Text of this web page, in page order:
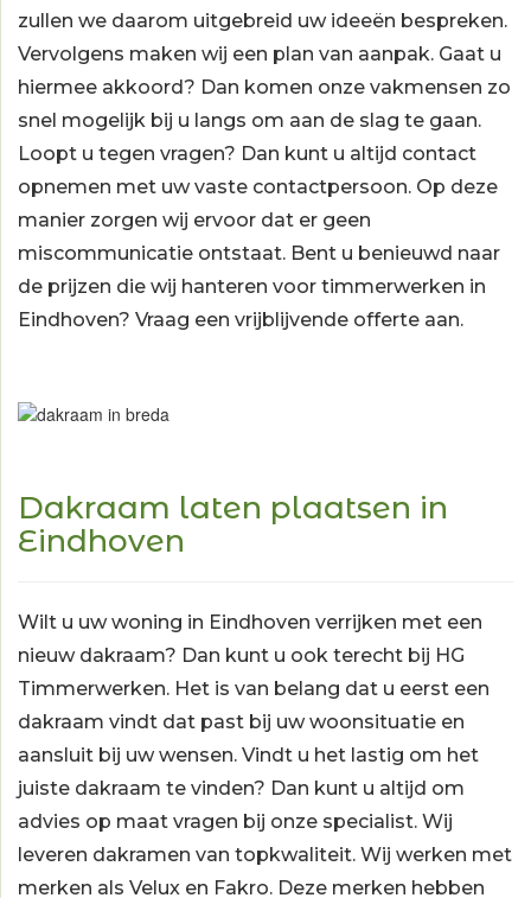
zullen we daarom uitgebreid uw ideeën bespreken.
Vervolgens maken wij een plan van aanpak. Gaat u
hiermee akkoord? Dan komen onze vakmensen zo
snel mogelijk bij u langs om aan de slag te gaan.
Loopt u tegen vragen? Dan kunt u altijd contact
opnemen met uw vaste contactpersoon. Op deze
manier zorgen wij ervoor dat er geen
miscommunicatie ontstaat. Bent u benieuwd naar
de prijzen die wij hanteren voor timmerwerken in
Eindhoven? Vraag een vrijblijvende offerte aan.
Dakraam laten plaatsen in
Eindhoven
Wilt u uw woning in Eindhoven verrijken met een
nieuw dakraam? Dan kunt u ook terecht bij HG
Timmerwerken. Het is van belang dat u eerst een
dakraam vindt dat past bij uw woonsituatie en
aansluit bij uw wensen. Vindt u het lastig om het
juiste dakraam te vinden? Dan kunt u altijd om
advies op maat vragen bij onze specialist. Wij
leveren dakramen van topkwaliteit. Wij werken met
merken als Velux en Fakro. Deze merken hebben